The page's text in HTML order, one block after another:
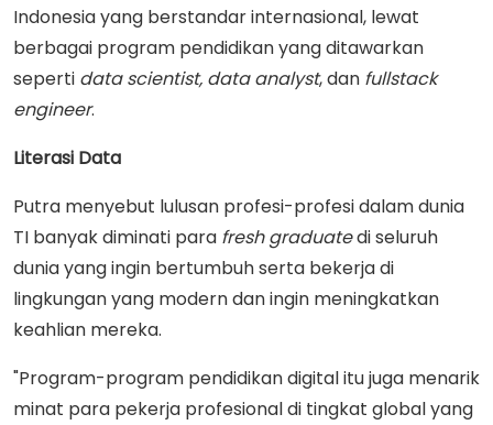
Indonesia yang berstandar internasional, lewat
berbagai program pendidikan yang ditawarkan
seperti data scientist, data analyst, dan fullstack
engineer.
Literasi Data
Putra menyebut lulusan profesi-profesi dalam dunia
TI banyak diminati para fresh graduatedi seluruh
dunia yang ingin bertumbuh serta bekerja di
lingkungan yang modern dan ingin meningkatkan
keahlian mereka.
"Program-program pendidikan digital itu juga menarik
minat para pekerja profesional di tingkat global yang